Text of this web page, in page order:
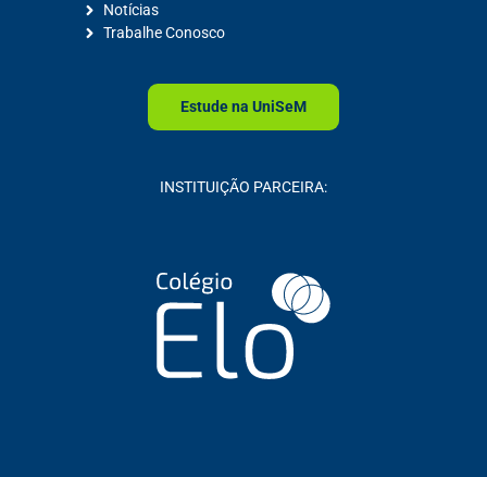
Notícias
Trabalhe Conosco
Estude na UniSeM
INSTITUIÇÃO PARCEIRA: